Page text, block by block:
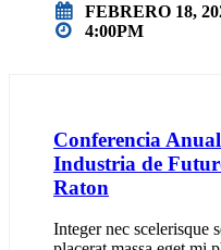
FEBRERO 18,
4:00PM
Conferencia
Industria de
Raton
Integer nec scelerisque